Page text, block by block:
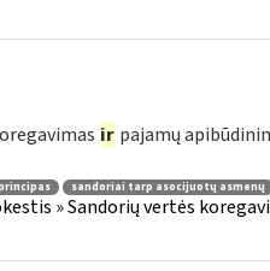
ir pajamų
sandoriai tarp asocijuotų asmenų
» Sandorių vertės